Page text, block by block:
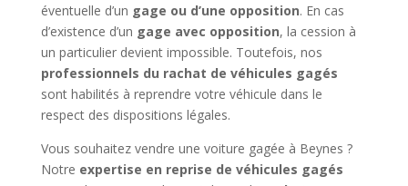
éventuelle d’un gage ou d’une opposition. En cas
d’existence d’un gage avec opposition, la cession à
un particulier devient impossible. Toutefois, nos
professionnels du rachat de véhicules gagés
sont habilités à reprendre votre véhicule dans le
respect des dispositions légales.
Vous souhaitez vendre une voiture gagée à Beynes ?
Notre expertise en reprise de véhicules gagés